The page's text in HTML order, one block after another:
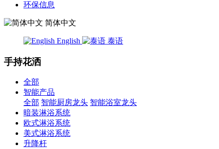
环保信息
简体中文
English 泰语
手持花洒
全部
智能产品
全部 智能厨房龙头 智能浴室龙头
暗装淋浴系统
欧式淋浴系统
美式淋浴系统
升降杆